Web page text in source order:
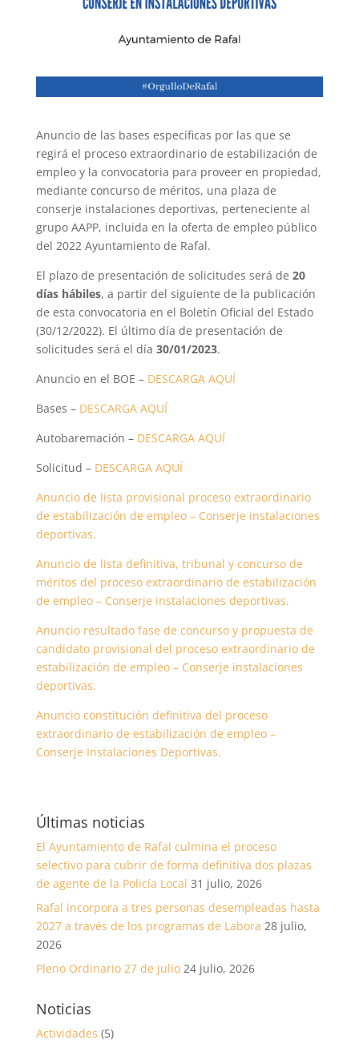
Anuncio de las bases específicas por las que se
regirá el proceso extraordinario de estabilización de
empleo y la convocatoria para proveer en propiedad,
mediante concurso de méritos, una plaza de
conserje instalaciones deportivas, perteneciente al
grupo AAPP, incluida en la oferta de empleo público
del 2022 Ayuntamiento de Rafal.
El plazo de presentación de solicitudes será de 20
días hábiles, a partir del siguiente de la publicación
de esta convocatoria en el Boletín Oficial del Estado
(30/12/2022). El último día de presentación de
solicitudes será el día 30/01/2023.
Anuncio en el BOE – DESCARGA AQUÍ
Bases – DESCARGA AQUÍ
Autobaremación – DESCARGA AQUÍ
Solicitud – DESCARGA AQUÍ
Anuncio de lista provisional proceso extraordinario
de estabilización de empleo – Conserje instalaciones
deportivas.
Anuncio de lista definitiva, tribunal y concurso de
méritos del proceso extraordinario de estabilización
de empleo – Conserje instalaciones deportivas.
Anuncio resultado fase de concurso y propuesta de
candidato provisional del proceso extraordinario de
estabilización de empleo – Conserje instalaciones
deportivas.
Anuncio constitución definitiva del proceso
extraordinario de estabilización de empleo –
Conserje Instalaciones Deportivas.
Últimas noticias
El Ayuntamiento de Rafal culmina el proceso
selectivo para cubrir de forma definitiva dos plazas
de agente de la Policía Local 31 julio, 2026
Rafal incorpora a tres personas desempleadas hasta
2027 a través de los programas de Labora 28 julio,
2026
Pleno Ordinario 27 de julio 24 julio, 2026
Noticias
Actividades (5)